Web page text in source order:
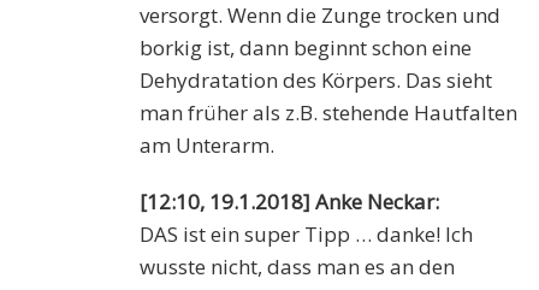
versorgt. Wenn die Zunge trocken und
borkig ist, dann beginnt schon eine
Dehydratation des Körpers. Das sieht
man früher als z.B. stehende Hautfalten
am Unterarm.
[12:10, 19.1.2018] Anke Neckar:
DAS ist ein super Tipp … danke! Ich
wusste nicht, dass man es an den